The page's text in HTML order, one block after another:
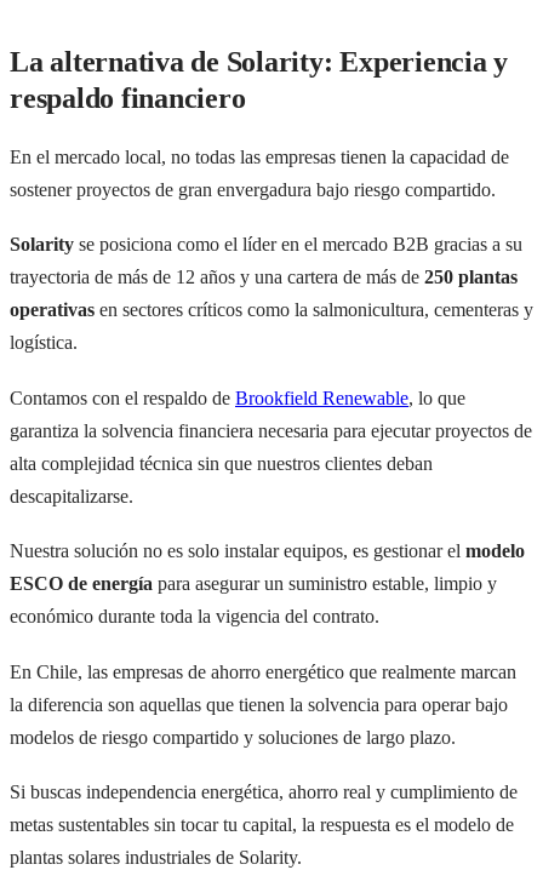
La alternativa de Solarity: Experiencia y
respaldo financiero
En el mercado local, no todas las empresas tienen la capacidad de
sostener proyectos de gran envergadura bajo riesgo compartido.
Solarity se posiciona como el líder en el mercado B2B gracias a su
trayectoria de más de 12 años y una cartera de más de 250 plantas
operativas en sectores críticos como la salmonicultura, cementeras y
logística.
Contamos con el respaldo de Brookfield Renewable, lo que
garantiza la solvencia financiera necesaria para ejecutar proyectos de
alta complejidad técnica sin que nuestros clientes deban
descapitalizarse.
Nuestra solución no es solo instalar equipos, es gestionar el modelo
ESCO de energía para asegurar un suministro estable, limpio y
económico durante toda la vigencia del contrato.
En Chile, las empresas de ahorro energético que realmente marcan
la diferencia son aquellas que tienen la solvencia para operar bajo
modelos de riesgo compartido y soluciones de largo plazo.
Si buscas independencia energética, ahorro real y cumplimiento de
metas sustentables sin tocar tu capital, la respuesta es el modelo de
plantas solares industriales de Solarity.